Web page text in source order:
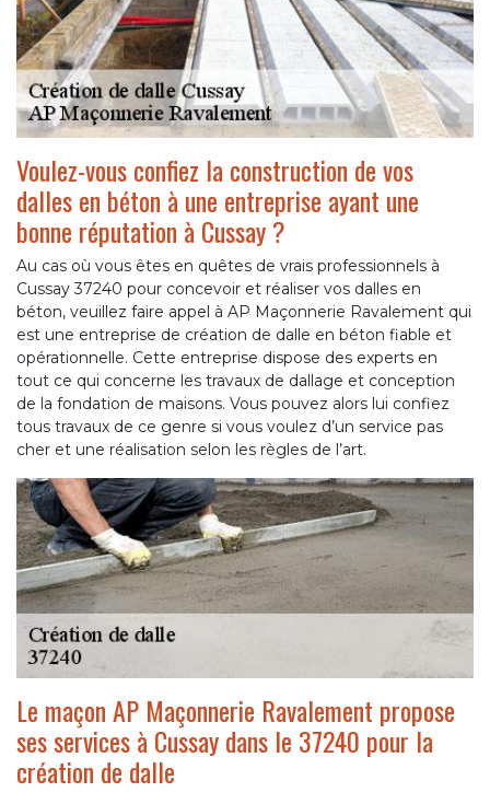
Voulez-vous confiez la construction de vos
dalles en béton à une entreprise ayant une
bonne réputation à Cussay ?
Au cas où vous êtes en quêtes de vrais professionnels à
Cussay 37240 pour concevoir et réaliser vos dalles en
béton, veuillez faire appel à AP Maçonnerie Ravalement qui
est une entreprise de création de dalle en béton fiable et
opérationnelle. Cette entreprise dispose des experts en
tout ce qui concerne les travaux de dallage et conception
de la fondation de maisons. Vous pouvez alors lui confiez
tous travaux de ce genre si vous voulez d’un service pas
cher et une réalisation selon les règles de l’art.
Le maçon AP Maçonnerie Ravalement propose
ses services à Cussay dans le 37240 pour la
création de dalle